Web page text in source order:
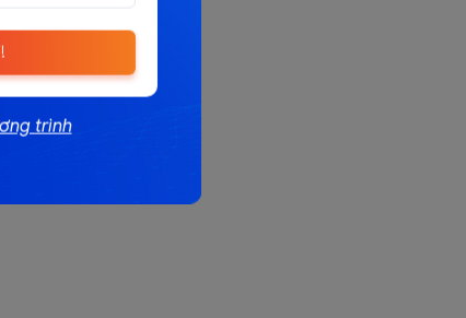
trình